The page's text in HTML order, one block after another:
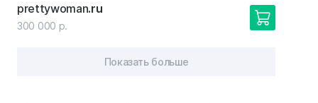
prettywoman.ru
300 000 р.
Показать больше